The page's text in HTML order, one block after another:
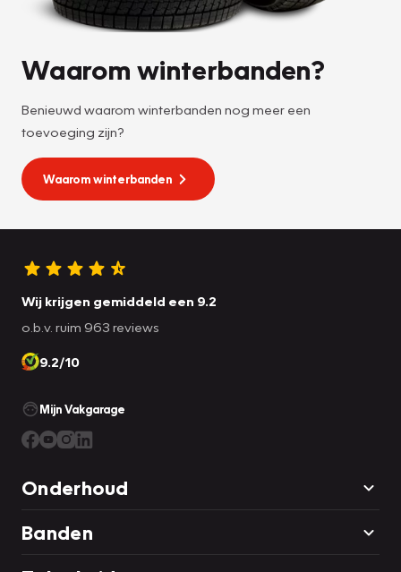
Waarom winterbanden?
Benieuwd waarom winterbanden nog meer een
toevoeging zijn?
Waarom winterbanden
Wij krijgen gemiddeld een 9.2
o.b.v. ruim 963 reviews
9.2/10
Mijn Vakgarage
Onderhoud
Banden